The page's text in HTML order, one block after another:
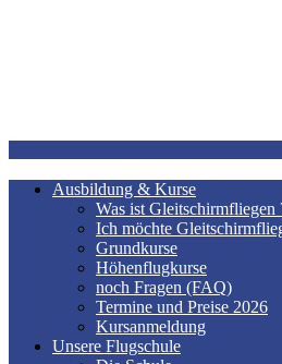
Ausbildung & Kurse
Was ist Gleitschirmfliegen
Ich möchte
Grundkurse
Höhenflugkurse
noch Fragen (FAQ)
Termine und Preise 2026
Kursanmeldung
Unsere Flugschule